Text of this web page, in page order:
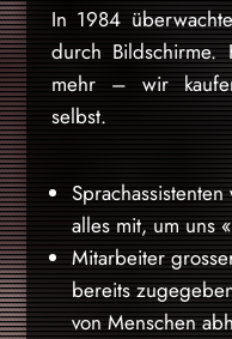
In 1984
durch Bildschirme.
mehr – wir
selbst.
alles mit, um uns
Mitarbeiter
bereits
von Menschen